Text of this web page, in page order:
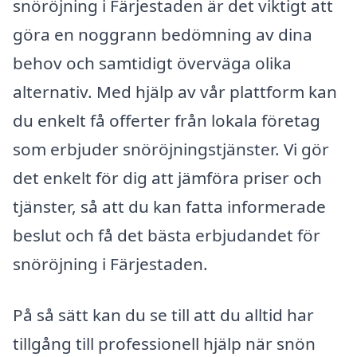
snöröjning i Färjestaden är det viktigt att
göra en noggrann bedömning av dina
behov och samtidigt överväga olika
alternativ. Med hjälp av vår plattform kan
du enkelt få offerter från lokala företag
som erbjuder snöröjningstjänster. Vi gör
det enkelt för dig att jämföra priser och
tjänster, så att du kan fatta informerade
beslut och få det bästa erbjudandet för
snöröjning i Färjestaden.
På så sätt kan du se till att du alltid har
tillgång till professionell hjälp när snön